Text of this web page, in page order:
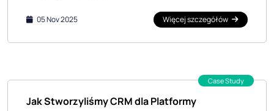
05 Nov 2025 Więcej szczegółów
Case Study
Jak Stworzyliśmy CRM dla Platformy